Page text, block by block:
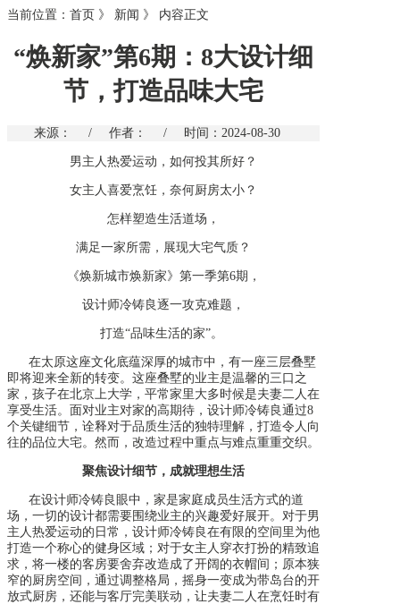
当前位置： 首页 》 新闻 》 内容正文
“焕新家”第6期：8大设计细
节，打造品味大宅
来源： / 作者： / 时间：2024-08-30
男主人热爱运动，如何投其所好？
女主人喜爱烹饪，奈何厨房太小？
怎样塑造生活道场，
满足一家所需，展现大宅气质？
《焕新城市焕新家》第一季第6期，
设计师冷铸良逐一攻克难题，
打造“品味生活的家”。
在太原这座文化底蕴深厚的城市中，有一座三层叠墅
即将迎来全新的转变。这座叠墅的业主是温馨的三口之
家，孩子在北京上大学， 平常家里大多时候是夫妻二人 在
享受生活。 面对业主对家的高期待，设计师冷铸良通过8
个关键细节，诠释对于品质生活的独特理解 ， 打造令人向
往的品位大宅。 然而， 改造过程中重点与难点重重交织。
聚焦设计细节，成就理想生活
在设计师冷铸良 眼中，家是家庭成员生活方式的道
场，一切的设计都需要围绕业主的兴趣爱好展开。 对于男
主人热爱运动的 日常 ， 设计师冷铸良在有限的空间里为他
打造一个称心的健身区域 ； 对于女主人穿衣打扮的精致追
求， 将一楼的客房要舍弃改造成了开阔的衣帽间 ； 原本狭
窄的厨房空间，通过调整格局，摇身一变成为带岛台的开
放式厨房，还能与客厅完美联动，让夫妻二人在烹饪时有